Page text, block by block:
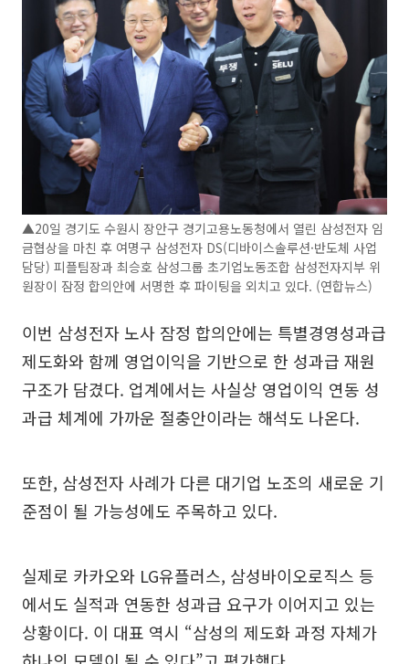
▲20일 경기도 수원시 장안구 경기고용노동청에서 열린 삼성전자 임
금협상을 마친 후 여명구 삼성전자 DS(디바이스솔루션·반도체 사업
담당) 피플팀장과 최승호 삼성그룹 초기업노동조합 삼성전자지부 위
원장이 잠정 합의안에 서명한 후 파이팅을 외치고 있다. (연합뉴스)
이번 삼성전자 노사 잠정 합의안에는 특별경영성과급
제도화와 함께 영업이익을 기반으로 한 성과급 재원
구조가 담겼다. 업계에서는 사실상 영업이익 연동 성
과급 체계에 가까운 절충안이라는 해석도 나온다.
또한, 삼성전자 사례가 다른 대기업 노조의 새로운 기
준점이 될 가능성에도 주목하고 있다.
실제로 카카오와 LG유플러스, 삼성바이오로직스 등
에서도 실적과 연동한 성과급 요구가 이어지고 있는
상황이다. 이 대표 역시 “삼성의 제도화 과정 자체가